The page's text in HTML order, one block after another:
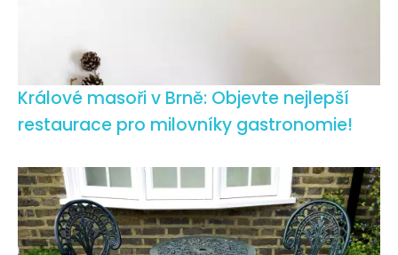
Králové masoři v Brně: Objevte nejlepší
restaurace pro milovníky gastronomie!